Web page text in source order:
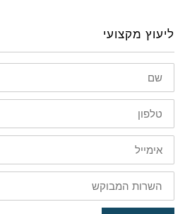
ליעוץ מקצועי
שם
טלפון
אימייל
השרות
המבוקש